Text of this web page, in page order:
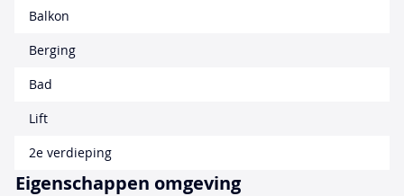
Balkon
Berging
Bad
Lift
2e verdieping
Eigenschappen omgeving